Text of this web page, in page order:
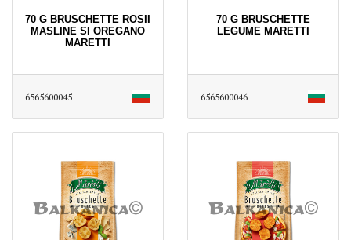
70 G BRUSCHETTE ROSII
MASLINE SI OREGANO
MARETTI
6565600045
70 G BRUSCHETTE
LEGUME MARETTI
6565600046